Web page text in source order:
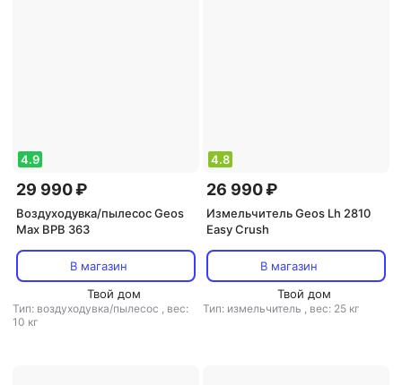
4.9
29 990 ₽
Воздуходувка/пылесос Geos
Max BPB 363
В магазин
Твой дом
Тип: воздуходувка/пылесос , вес:
10 кг
4.8
26 990 ₽
Измельчитель Geos Lh 2810
Easy Crush
В магазин
Твой дом
Тип: измельчитель , вес: 25 кг